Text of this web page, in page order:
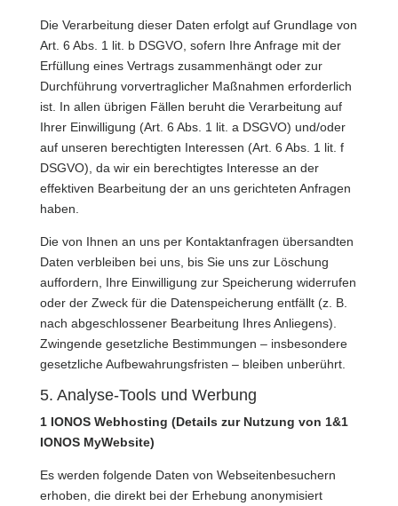
Die Verarbeitung dieser Daten erfolgt auf Grundlage von
Art. 6 Abs. 1 lit. b DSGVO, sofern Ihre Anfrage mit der
Erfüllung eines Vertrags zusammenhängt oder zur
Durchführung vorvertraglicher Maßnahmen erforderlich
ist. In allen übrigen Fällen beruht die Verarbeitung auf
Ihrer Einwilligung (Art. 6 Abs. 1 lit. a DSGVO) und/oder
auf unseren berechtigten Interessen (Art. 6 Abs. 1 lit. f
DSGVO), da wir ein berechtigtes Interesse an der
effektiven Bearbeitung der an uns gerichteten Anfragen
haben.
Die von Ihnen an uns per Kontaktanfragen übersandten
Daten verbleiben bei uns, bis Sie uns zur Löschung
auffordern, Ihre Einwilligung zur Speicherung widerrufen
oder der Zweck für die Datenspeicherung entfällt (z. B.
nach abgeschlossener Bearbeitung Ihres Anliegens).
Zwingende gesetzliche Bestimmungen – insbesondere
gesetzliche Aufbewahrungsfristen – bleiben unberührt.
5. Analyse-Tools und Werbung
1 IONOS Webhosting (Details zur Nutzung von 1&1
IONOS MyWebsite)
Es werden folgende Daten von Webseitenbesuchern
erhoben, die direkt bei der Erhebung anonymisiert